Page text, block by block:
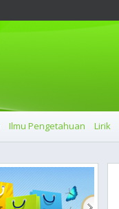
Ilmu Pengetahuan Lirik